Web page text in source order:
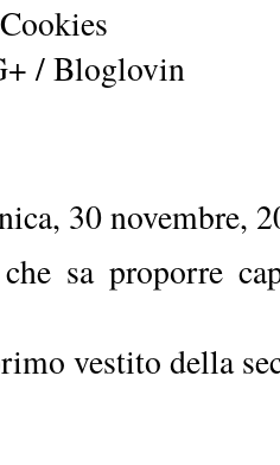
/Bloglovin
30 novembre,
sa proporre
vestito della